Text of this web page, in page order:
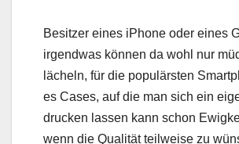
Besitzer eines iPhone oder eines
irgendwas können da wohl nur
lächeln, für die populärsten
es Cases, auf die man sich ein
drucken lassen kann schon
wenn die Qualität teilweise zu